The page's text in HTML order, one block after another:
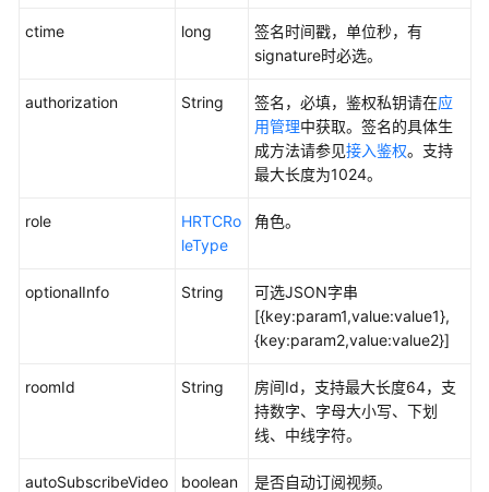
ctime long
签名时间戳，单位秒，有
signature时必选。
authorization String 签名，必填，鉴权私钥请在应
用管理中获取。签名的具体生
成方法请参见接入鉴权。支持
最大长度为1024。
role
HRTCRo
leType
角色。
optionalInfo String
可选JSON字串
[{key:param1,value:value1},
{key:param2,value:value2}]
roomId String
房间Id，支持最大长度64，支
持数字、字母大小写、下划
线、中线字符。
autoSubscribeVideo boolean 是否自动订阅视频。